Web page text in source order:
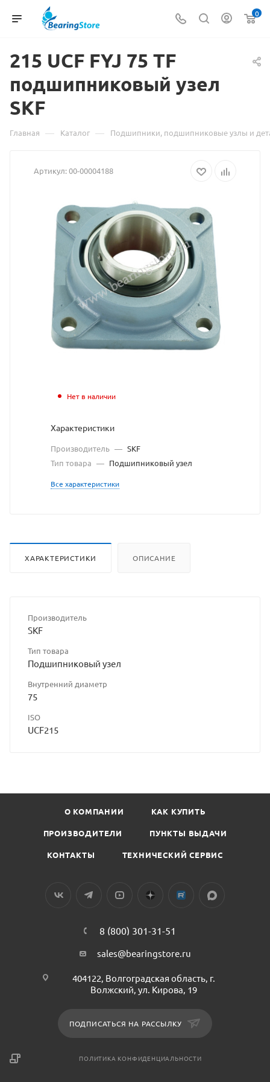
0
215 UCF FYJ 75 TF
о
215
FYJ
75
TF
узел
SKF
взят
с
подшипниковый узел
SKF
Главная — Каталог — Подшипники, подшипниковые узлы и
Артикул:00-00004188
Нет в наличии
Характеристики
Производитель — SKF
Тип товара — Подшипниковый узел
Все характеристики
ХАРАКТЕРИСТИКИ ОПИСАНИЕ
Производитель
SKF
Тип товара
Подшипниковый узел
Внутренний диаметр
75
ISO
UCF215
О КОМПАНИИ КАК КУПИТЬ
ПРОИЗВОДИТЕЛИ ПУНКТЫ ВЫДАЧИ
КОНТАКТЫ ТЕХНИЧЕСКИЙ СЕРВИС
8 (800) 301-31-51
sales@bearingstore.ru
404122, Волгоградская область, г.
Волжский, ул. Кирова, 19
ПОДПИСАТЬСЯ НА РАССЫЛКУ
ПОЛИТИКА КОНФИДЕНЦИАЛЬНОСТИ